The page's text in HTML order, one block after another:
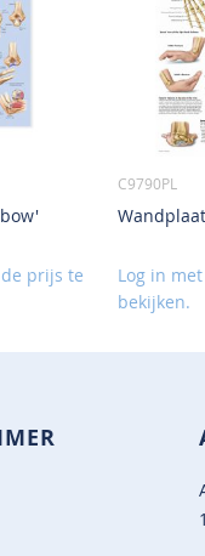
prijs te
C9790PL
Log in
bekijken.